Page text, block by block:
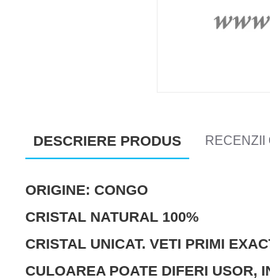
DESCRIERE PRODUS RECENZII
ORIGINE: CONGO
CRISTAL NATURAL 100%
CRISTAL UNICAT. VETI PRIMI
CULOAREA POATE DIFERI USOR,